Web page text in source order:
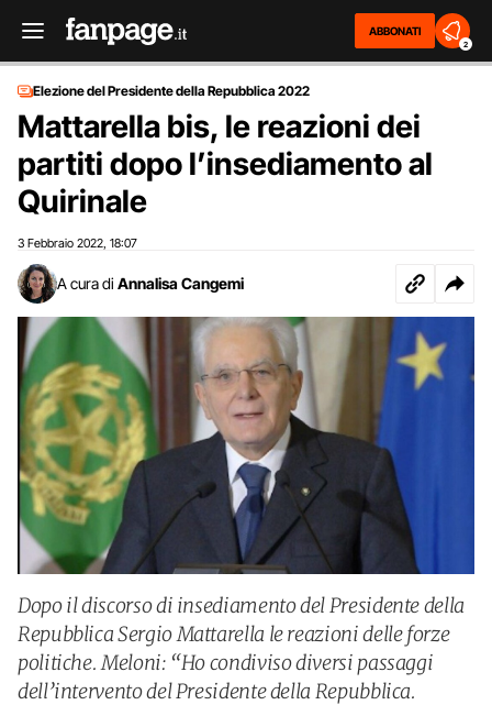
ABBONATI
2
Elezione del Presidente della Repubblica 2022
Mattarella bis, le reazioni dei
partiti dopo l’insediamento al
Quirinale
3 Febbraio 2022 18:07
A cura di Annalisa Cangemi
Dopo il discorso di insediamento del Presidente della
Repubblica Sergio Mattarella le reazioni delle forze
politiche. Meloni: “Ho condiviso diversi passaggi
dell’intervento del Presidente della Repubblica.